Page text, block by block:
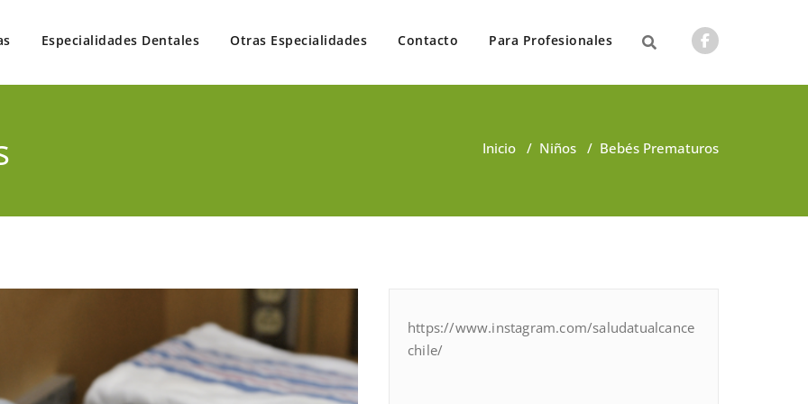
Especialidades Dentales Otras Especialidades Contacto Para Profesionales
Inicio / Niños / Bebés Prematuros
https://www.instagram.com/saludatualcance
chile/